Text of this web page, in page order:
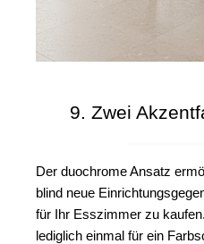
9. Zwei
Der duochrome Ansatz
blind neue
für Ihr Esszimmer zu
lediglich einmal für ein